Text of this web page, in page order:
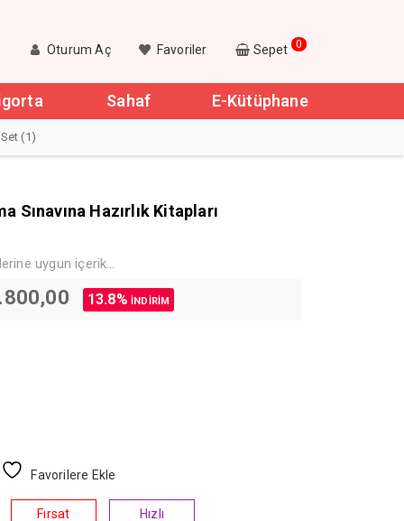
Oturum Aç Favoriler Sepet 0
Sahaf E-Kütüphane
(1)
Sınavına Hazırlık Kitapları
uygun içerik…
yapılan değişiklikleri güncelleme imkanı…
Şu
andaki
13.8% İNDİRİM
Favorilere Ekle
Fırsat
Hızlı